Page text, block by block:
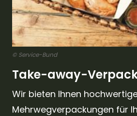
© Service-Bund
Take-away-
Wir bieten Ihnen
Mehrwegverpackungen für